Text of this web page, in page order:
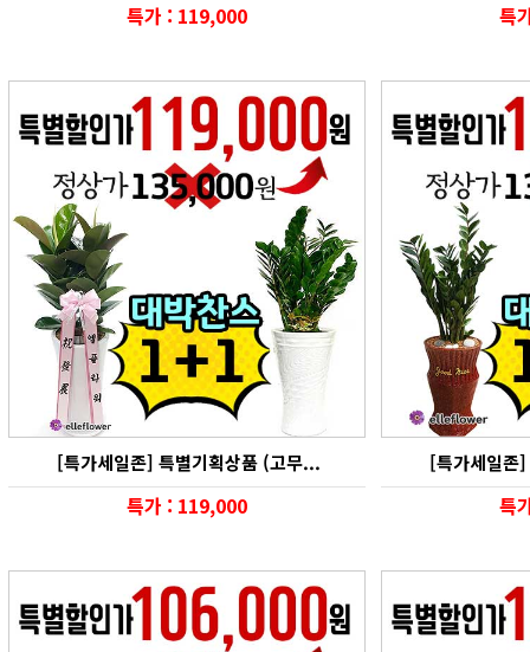
특가 : 119,000 특
[특가세일존] 특별기획상품 (고무...
특가 : 119,000
[특가세일존
특